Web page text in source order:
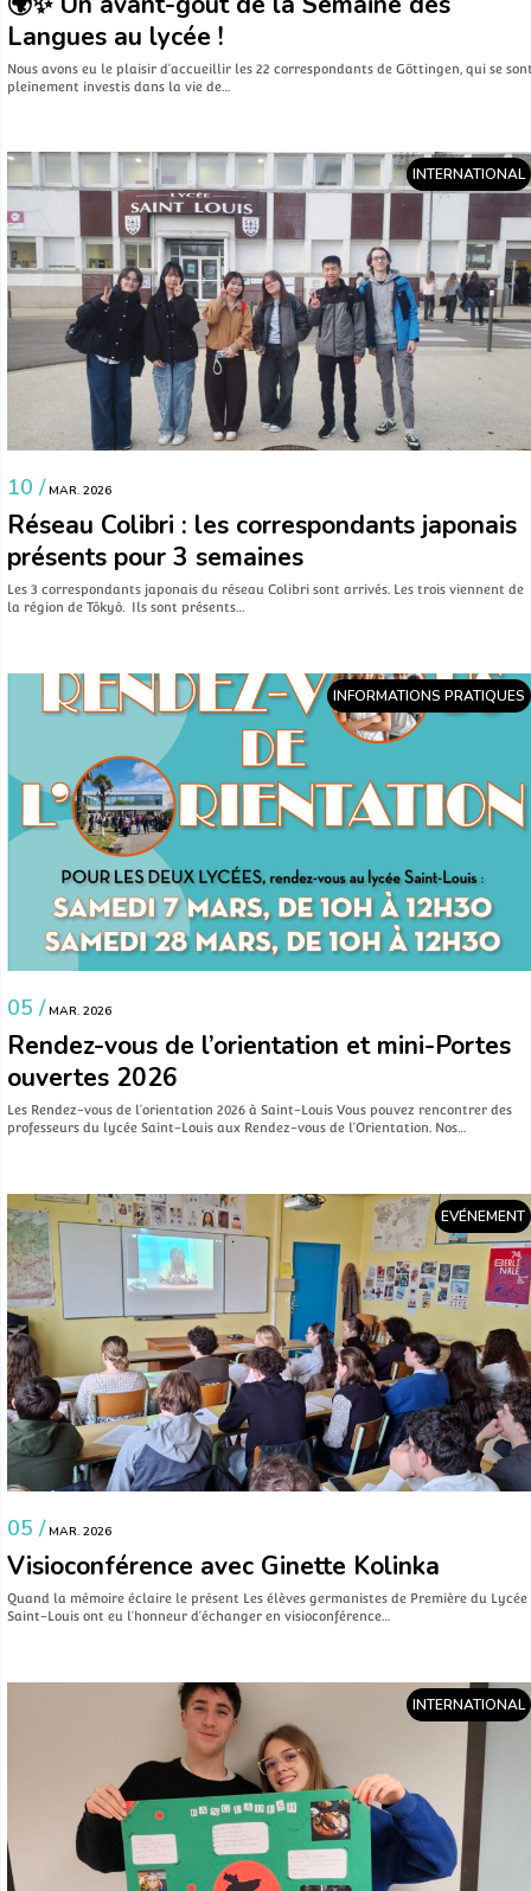
Langues au lycée !
Nous avons eu le plaisir d’accueillir les 22 correspondants de Göttingen, qui se
pleinement investis dans la vie de…
INTERNATIONAL
10 / MAR. 2026
Réseau Colibri : les correspondants japonais
présents pour 3 semaines
Les 3 correspondants japonais du réseau Colibri sont arrivés. Les trois viennent de
la région de Tôkyô. Ils sont présents…
INFORMATIONS PRATIQUES
05 / MAR. 2026
Rendez-vous de l’orientation et mini-Portes
ouvertes 2026
Les Rendez-vous de l’orientation 2026 à Saint-Louis Vous pouvez rencontrer des
professeurs du lycée Saint-Louis aux Rendez-vous de l’Orientation. Nos…
EVÉNEMENT
05 / MAR. 2026
Visioconférence avec Ginette Kolinka
Quand la mémoire éclaire le présent Les élèves germanistes de Première du Lycée
Saint-Louis ont eu l’honneur d’échanger en visioconférence…
INTERNATIONAL